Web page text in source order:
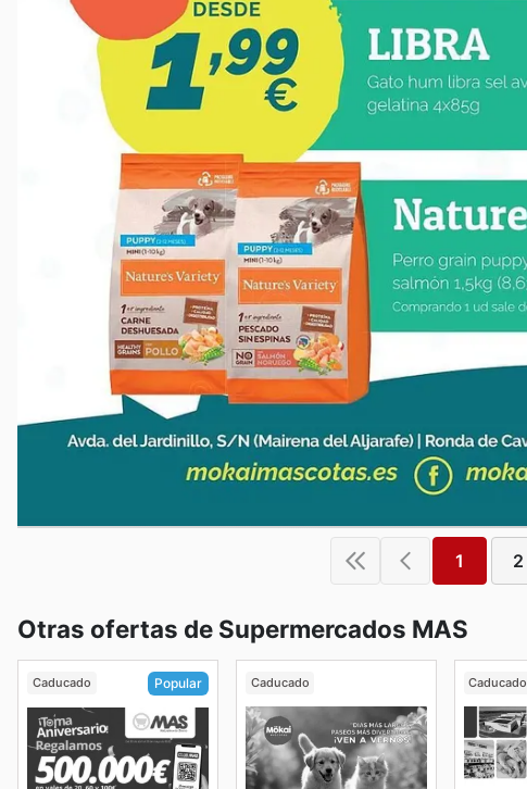
1 2
Otras ofertas de Supermercados MAS
Caducado Popular Caducado Caducado